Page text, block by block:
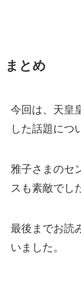
まとめ
今回は、天皇
した話題につ
雅子さまのセ
スも素敵でし
最後までお読
いました。